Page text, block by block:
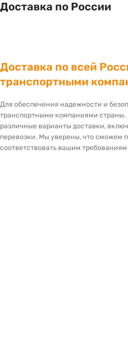
Доставка по России
Доставка по всей
транспортными
Для обеспечения надежности и
транспортными компаниями страны.
различные варианты доставки,
перевозки. Мы уверены, что сможем
соответствовать вашим